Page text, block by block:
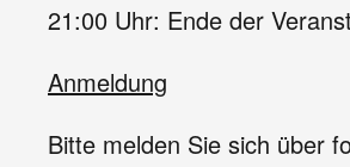
21:00 Uhr: Ende der
Anmeldung
Bitte melden Sie sich über